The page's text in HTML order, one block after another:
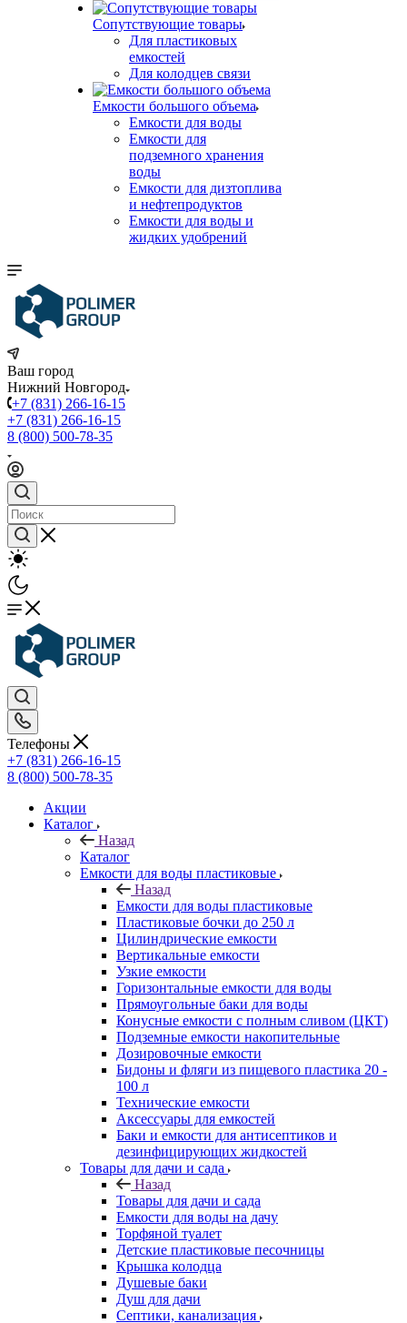
Сопутствующие товары
Для пластиковых
емкостей
Для колодцев связи
Емкости большого объема
Емкости для воды
Емкости для
подземного хранения
воды
Емкости для дизтоплива
и нефтепродуктов
Емкости для воды и
жидких удобрений
Ваш город
Нижний Новгород
+7 (831) 266-16-15
+7 (831) 266-16-15
8 (800) 500-78-35
Телефоны
+7 (831) 266-16-15
8 (800) 500-78-35
Акции
Каталог
Назад
Каталог
Емкости для воды пластиковые
Назад
Емкости для воды пластиковые
Пластиковые бочки до 250 л
Цилиндрические емкости
Вертикальные емкости
Узкие емкости
Горизонтальные емкости для воды
Прямоугольные баки для воды
Конусные емкости с полным сливом (ЦКТ)
Подземные емкости накопительные
Дозировочные емкости
Бидоны и фляги из пищевого пластика 20 -
100 л
Технические емкости
Аксессуары для емкостей
Баки и емкости для антисептиков и
дезинфицирующих жидкостей
Товары для дачи и сада
Назад
Товары для дачи и сада
Емкости для воды на дачу
Торфяной туалет
Детские пластиковые песочницы
Крышка колодца
Душевые баки
Душ для дачи
Септики, канализация